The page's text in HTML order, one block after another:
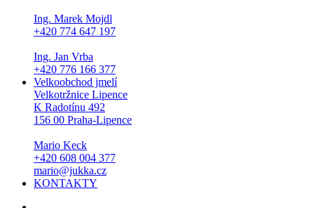
Ing. Marek Mojdl
+420 774 647 197
Ing. Jan Vrba
+420 776 166 377
Velkoobchod jmelí
Velkotržnice Lipence
K Radotínu 492
156 00 Praha-Lipence
Mario Keck
+420 608 004 377
mario@jukka.cz
KONTAKTY